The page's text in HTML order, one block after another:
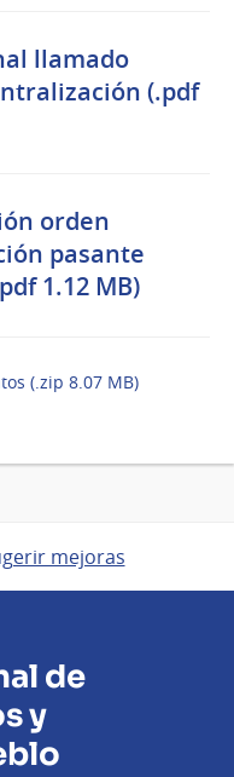
llamado
(.pdf
orden
pasante
1.12 MB)
(.zip 8.07 MB)
mejoras
de
y